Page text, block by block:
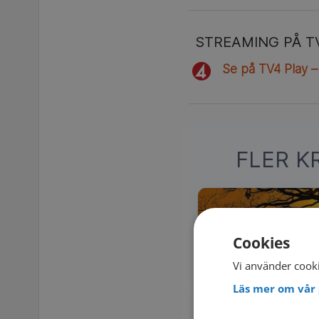
STREAMING PÅ
Se på TV4 Play
FLER
Cookies
Vi använder
Läs mer om